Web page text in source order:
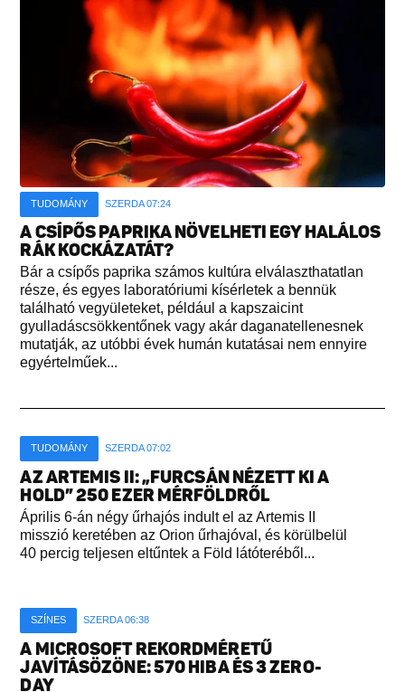
TUDOMÁNY SZERDA 07:24
A CSÍPŐS PAPRIKA NÖVELHETI EGY HALÁLOS
RÁK KOCKÁZATÁT?
Bár a csípős paprika számos kultúra elválaszthatatlan
része, és egyes laboratóriumi kísérletek a bennük
található vegyületeket, például a kapszaicint
gyulladáscsökkentőnek vagy akár daganatellenesnek
mutatják, az utóbbi évek humán kutatásai nem ennyire
egyértelműek...
TUDOMÁNY SZERDA 07:02
AZ ARTEMIS II: „FURCSÁN NÉZETT KI A
HOLD” 250 EZER MÉRFÖLDRŐL
Április 6-án négy űrhajós indult el az Artemis II
misszió keretében az Orion űrhajóval, és körülbelül
40 percig teljesen eltűntek a Föld látóteréből...
SZÍNES SZERDA 06:38
A MICROSOFT REKORDMÉRETŰ
JAVÍTÁSÖZÖNE: 570 HIBA ÉS 3 ZERO-
DAY